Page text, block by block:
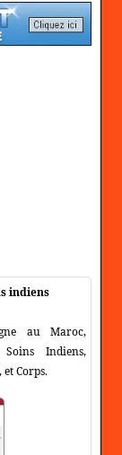
indiens
au Maroc,
Indiens,
Corps.